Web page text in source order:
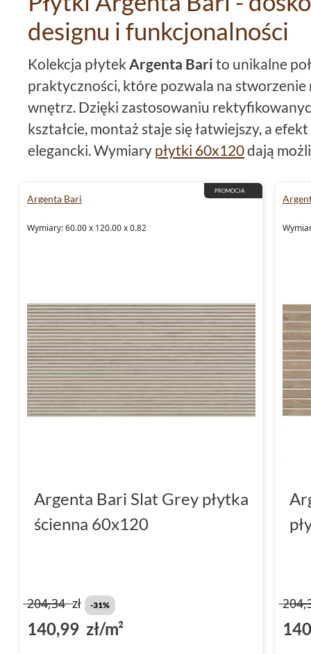
designu i funkcjonalności
Kolekcja płytek Argenta Bari to unikalne
praktyczności, które pozwala na
wnętrz. Dzięki zastosowaniu
kształcie, montaż staje się łatwiejszy, a
elegancki. Wymiary płytki 60x120dają
doskonale sprawdza się w wielu
wygląd, będąc jednocześnie łatwą w
Łazienka jest miejscem relaksu i
materiałów może wpłynąć na jej komfort
łazienkiz kolekcjiArgenta Baripozwalają
harmonii i spokoju. Ich prostokątny kształt
matowym wykończeniem wprowadza do
przytulny charakter.
możliwość stworzenia minimalistycznych
płytek Argenta Bari do łazienki, możesz
Płytki do kuchni - Argenta
Kuchnia to serce domu, gdzie liczy się nie
estetyka. Kolekcja płytek ściennych
PROMOCJA
Argenta Bari
Wymiary: 60.00 x 120.00 x 0.82
Argenta Bari Slat Grey płytka
ścienna 60x120
204,34zł -31%
140,99 zł/m²